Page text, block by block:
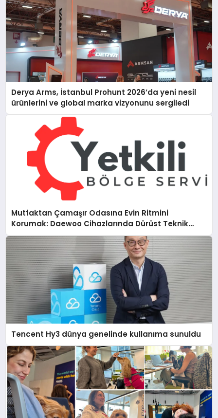
Derya Arms, İstanbul Prohunt 2026’da yeni nesil
ürünlerini ve global marka vizyonunu sergiledi
Mutfaktan Çamaşır Odasına Evin Ritmini
Korumak: Daewoo Cihazlarında Dürüst Teknik
Destek Deneyimi
Tencent Hy3 dünya genelinde kullanıma sunuldu